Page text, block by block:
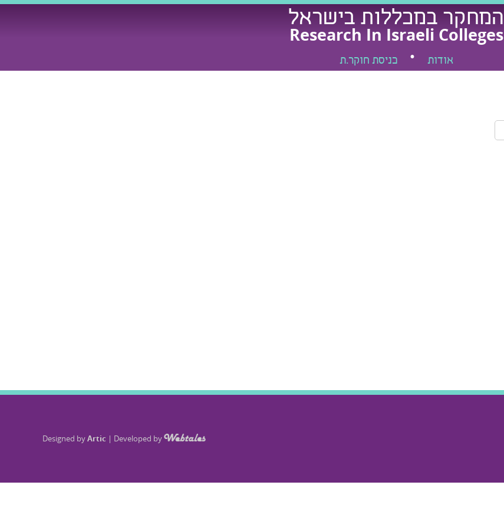
המחקר במכללות בישראל
Research In Israeli Colleges
אודות כניסת חוקר.ת
Designed byArtic | Developed by